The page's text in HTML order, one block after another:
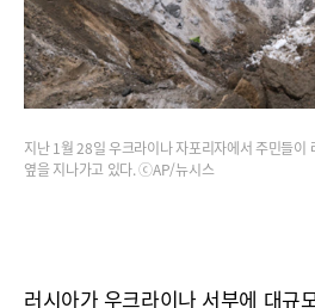
지난 1월 28일 우크라이나 자포리자에서 주민들이
옆을 지나가고 있다. ⓒAP/뉴시스
러시아가 우크라이나 서부에 대규